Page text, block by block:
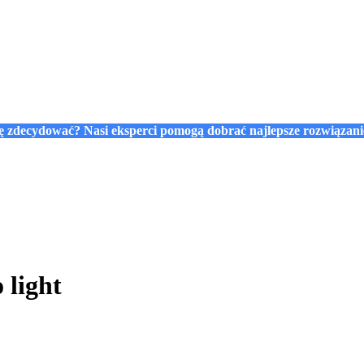
zdecydować? Nasi eksperci pomogą dobrać najlepsze
light